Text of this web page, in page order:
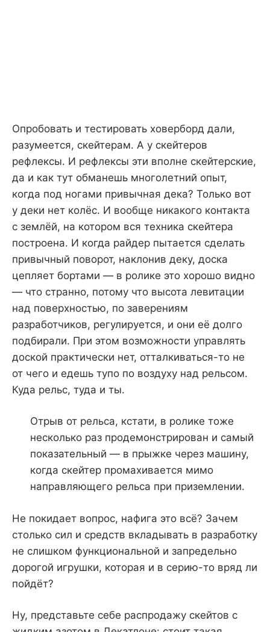
Опробовать и тестировать ховерборд дали,
разумеется, скейтерам. А у скейтеров
рефлексы. И рефлексы эти вполне скейтерские,
да и как тут обманешь многолетний опыт,
когда под ногами привычная дека? Только вот
у деки нет колёс. И вообще никакого контакта
с землёй, на котором вся техника скейтера
построена. И когда райдер пытается сделать
привычный поворот, наклонив деку, доска
цепляет бортами — в ролике это хорошо видно
— что странно, потому что высота левитации
над поверхностью, по заверениям
разработчиков, регулируется, и они её долго
подбирали. При этом возможности управлять
доской практически нет, отталкиваться-то не
от чего и едешь тупо по воздуху над рельсом.
Куда рельс, туда и ты.
Отрыв от рельса, кстати, в ролике тоже
несколько раз продемонстрирован и самый
показательный — в прыжке через машину,
когда скейтер промахивается мимо
направляющего рельса при приземлении.
Не покидает вопрос, нафига это всё? Зачем
столько сил и средств вкладывать в разработку
не слишком функциональной и запредельно
дорогой игрушки, которая и в серию-то вряд ли
пойдёт?
Ну, представьте себе распродажу скейтов с